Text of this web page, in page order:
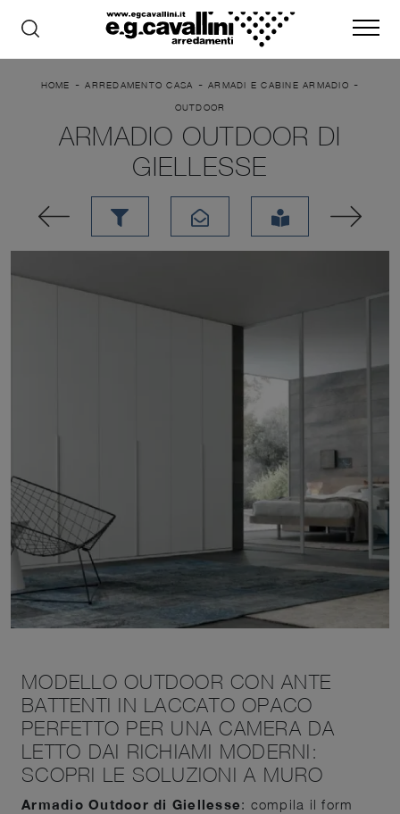
HOME -ARREDAMENTO CASA -ARMADI E CABINE ARMADIO -
OUTDOOR
ARMADIO OUTDOOR DI
GIELLESSE
MODELLO OUTDOOR CON ANTE
BATTENTI IN LACCATO OPACO
PERFETTO PER UNA CAMERA DA
LETTO DAI RICHIAMI MODERNI:
SCOPRI LE SOLUZIONI A MURO
Armadio Outdoor di Giellesse: compila il form